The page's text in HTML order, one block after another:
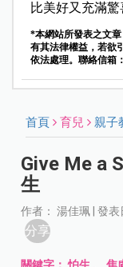
比美好又充滿驚
*本網站所發表之文
有其法律權益，若欲
依法處理。聯絡信箱：
首頁 育兒 親子
Give Me a
生
作者： 湯佳珮 | 發
分享